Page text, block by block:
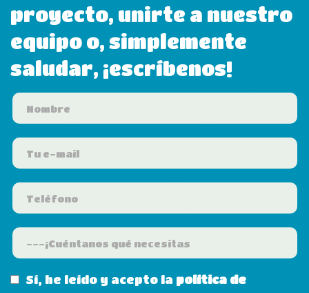
proyecto, unirte a nuestro
equipo o, simplemente
saludar, ¡escríbenos!
Sí, he leído y acepto la política de